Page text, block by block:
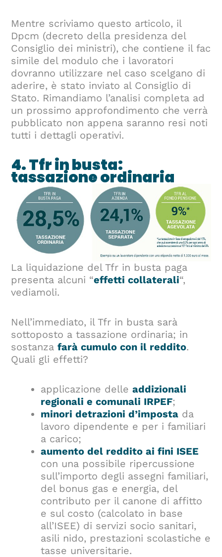
Mentre scriviamo questo articolo, il
Dpcm (decreto della presidenza del
Consiglio dei ministri), che contiene il fac
simile del modulo che i lavoratori
dovranno utilizzare nel caso scelgano di
aderire, è stato inviato al Consiglio di
Stato. Rimandiamo l’analisi completa ad
un prossimo approfondimento che verrà
pubblicato non appena saranno resi noti
tutti i dettagli operativi.
4. Tfr in busta:
tassazione ordinaria
La liquidazione del Tfr in busta paga
presenta alcuni “effetti collaterali“,
vediamoli.
Nell’immediato, il Tfr in busta sarà
sottoposto a tassazione ordinaria; in
sostanzafarà cumulo con il reddito.
Quali gli effetti?
applicazione delleaddizionali
regionali e comunali IRPEF;
minori detrazioni d’imposta da
lavoro dipendente e per i familiari
a carico;
aumento del reddito ai fini ISEE
con una possibile ripercussione
sull’importo degli assegni familiari,
del bonus gas e energia, del
contributo per il canone di affitto
e sul costo (calcolato in base
all’ISEE) di servizi socio sanitari,
asili nido, prestazioni scolastiche e
tasse universitarie.